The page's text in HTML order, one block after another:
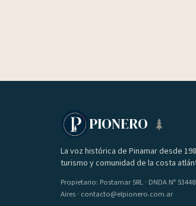
PIONERO
La voz histórica de Pinamar desde
turismo y comunidad de la costa
Propietario: Postamar SRL · DNDA Nº
Aires · contacto@elpionero.com.ar